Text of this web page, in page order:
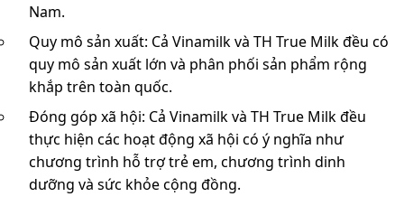
Nam.
Quy mô sản xuất: Cả Vinamilk và TH True Milk đều có
quy mô sản xuất lớn và phân phối sản phẩm rộng
khắp trên toàn quốc.
Đóng góp xã hội: Cả Vinamilk và TH True Milk đều
thực hiện các hoạt động xã hội có ý nghĩa như
chương trình hỗ trợ trẻ em, chương trình dinh
dưỡng và sức khỏe cộng đồng.